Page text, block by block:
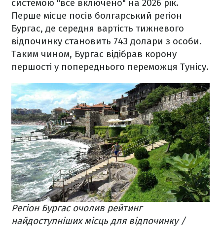
системою "все включено" на 2026 рік.
Перше місце посів болгарський регіон
Бургас, де середня вартість тижневого
відпочинку становить 743 долари з особи.
Таким чином, Бургас відібрав корону
першості у попереднього переможця Тунісу.
Регіон Бургас очолив рейтинг
найдоступніших місць для відпочинку /